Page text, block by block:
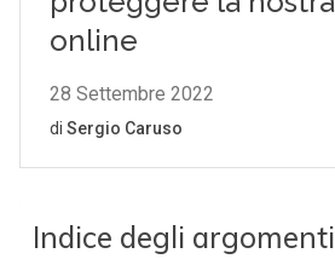
Indice degli argomenti